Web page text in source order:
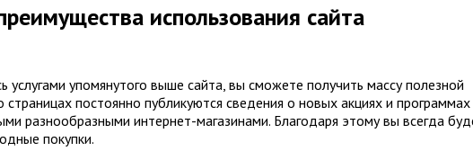
использования сайта
услугами упомянутого выше сайта, вы сможете получить массу полезной
постоянно публикуются сведения о новых акциях и программах
разнообразными интернет-магазинами. Благодаря этому вы всегда
покупки.